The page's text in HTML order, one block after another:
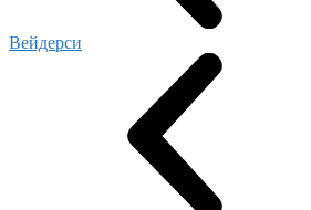
Вейдерси